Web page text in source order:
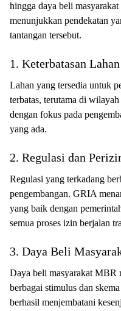
hingga daya beli
menunjukkan pendekatan
tantangan tersebut.
1. Keterbatasan Lahan
Lahan yang tersedia untuk
terbatas, terutama di
dengan fokus pada
yang ada.
2. Regulasi dan
Regulasi yang terkadang
pengembangan. GRIA
yang baik dengan
semua proses izin berjalan
3. Daya Beli
Daya beli masyarakat MBR
berbagai stimulus dan
berhasil menjembatani